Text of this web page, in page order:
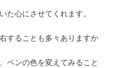
た心にさせてくれます。
することも多々ありますか
ペンの色を変えてみること